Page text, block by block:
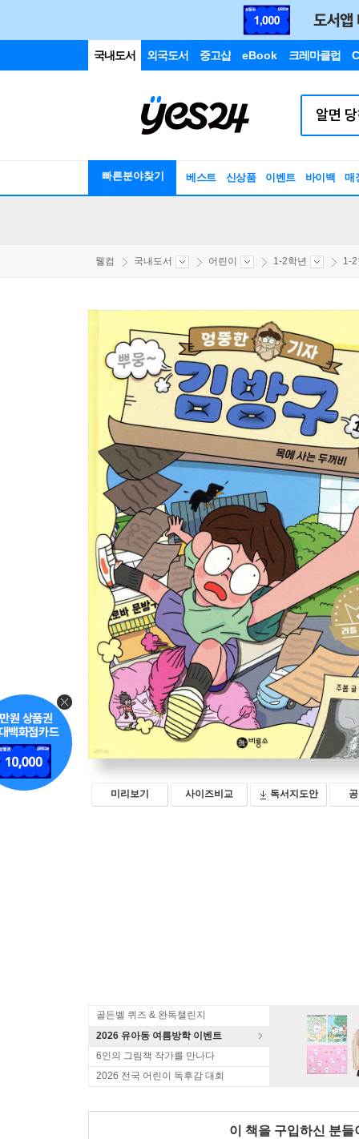
국내도서 외국도서 중고샵 eBook 크레마클럽
빠른분야찾기 베스트 신상품 이벤트 바이백 매
웰컴 국내도서 어린이 1-2학년 1-
미리보기 사이즈비교 독서지도안
골든벨 퀴즈 & 완독챌린지
2026 유아동 여름방학 이벤트
6인의 그림책 작가를 만나다
2026 전국 어린이 독후감 대회
이 책을 구입하신 분